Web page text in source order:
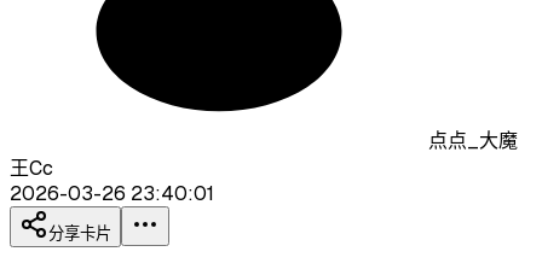
点点_大魔
王Cc
2026-03-26 23:40:01
分享卡片